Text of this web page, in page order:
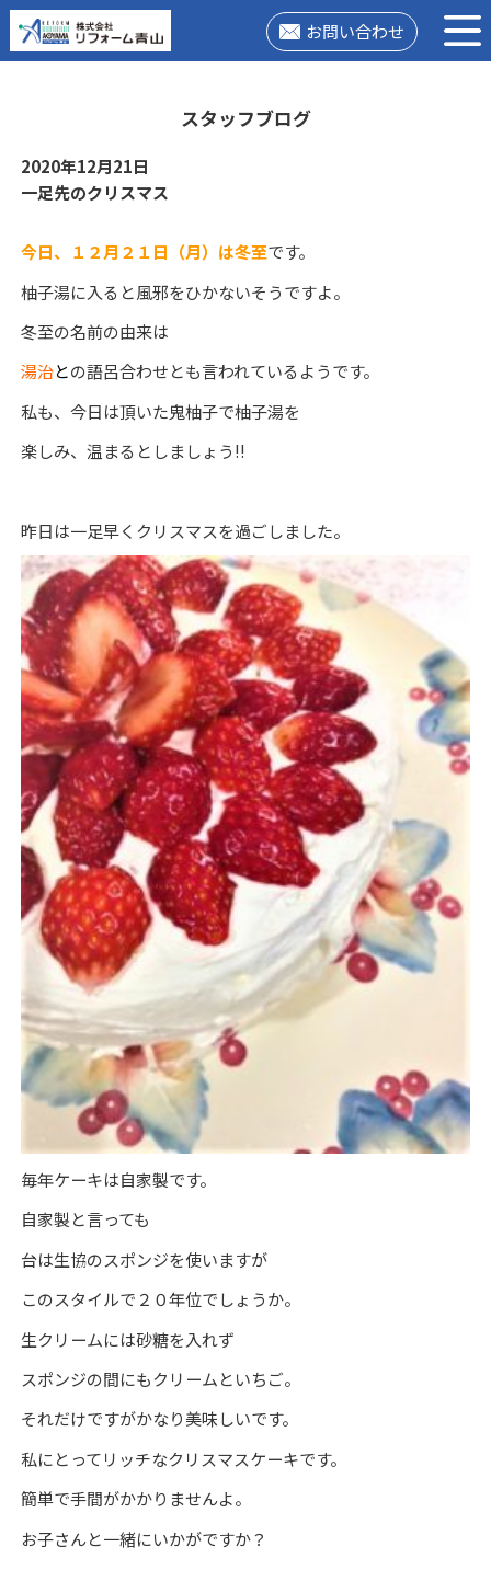
お問い合わせ
スタッフブログ
2020年12月21日
一足先のクリスマス
今日、１２月２１日（月）は冬至です。
柚子湯に入ると風邪をひかないそうですよ。
冬至の名前の由来は
湯治との語呂合わせとも言われているようです。
私も、今日は頂いた鬼柚子で柚子湯を
楽しみ、温まるとしましょう!!
昨日は一足早くクリスマスを過ごしました。
毎年ケーキは自家製です。
自家製と言っても
台は生協のスポンジを使いますが
このスタイルで２０年位でしょうか。
生クリームには砂糖を入れず
スポンジの間にもクリームといちご。
それだけですがかなり美味しいです。
私にとってリッチなクリスマスケーキです。
簡単で手間がかかりませんよ。
お子さんと一緒にいかがですか？